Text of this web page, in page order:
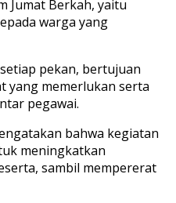
Jumat Berkah, yaitu
warga yang
pekan, bertujuan
yang memerlukan serta
pegawai.
bahwa kegiatan
meningkatkan
sambil mempererat